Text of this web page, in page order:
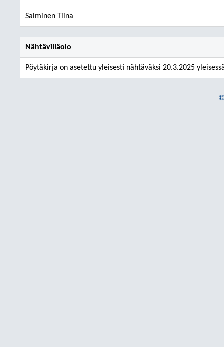
Salminen Tiina
Nähtävilläolo
Pöytäkirja on asetettu yleisesti nähtäväksi 20.3.2025